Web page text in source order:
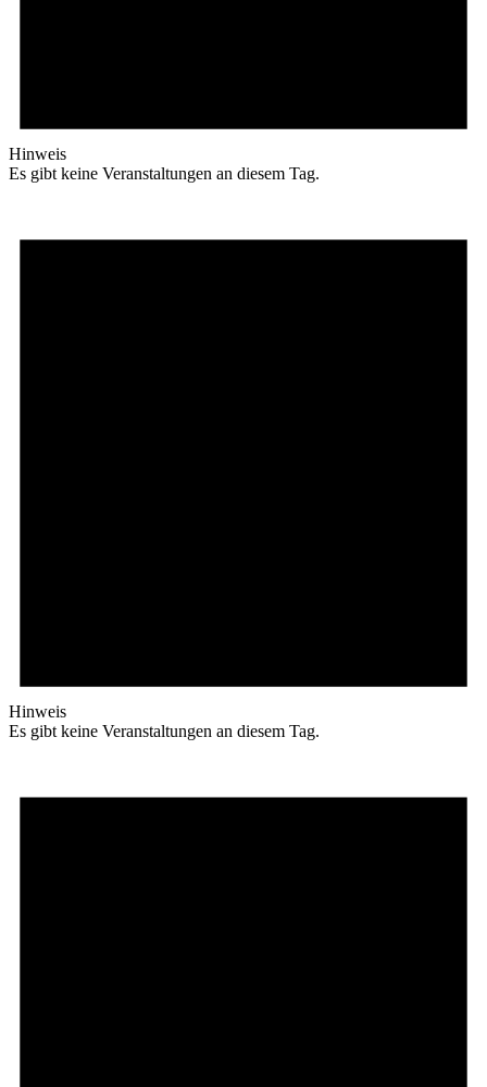
Hinweis
Es gibt keine Veranstaltungen an diesem Tag.
Hinweis
Es gibt keine Veranstaltungen an diesem Tag.